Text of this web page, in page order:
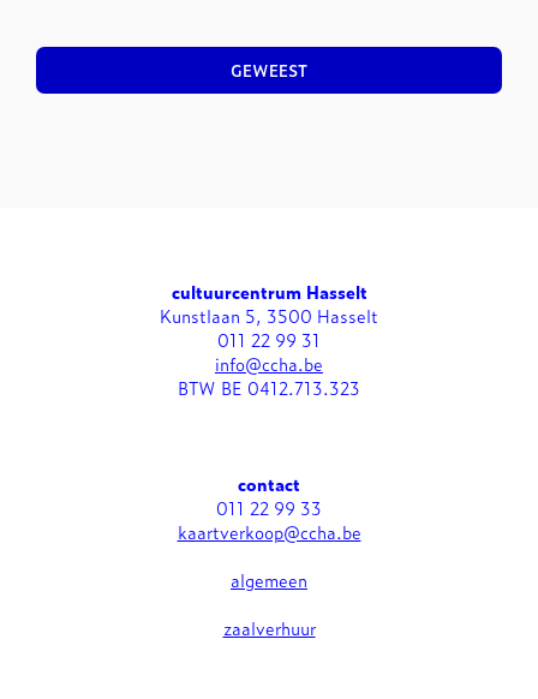
GEWEEST
cultuurcentrum Hasselt
Kunstlaan 5, 3500 Hasselt
011 22 99 31
info@ccha.be
BTW BE 0412.713.323
contact
011 22 99 33
kaartverkoop@ccha.be
algemeen
zaalverhuur